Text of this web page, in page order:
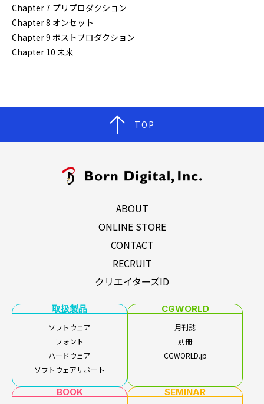
Chapter 7 プリプロダクション
Chapter 8 オンセット
Chapter 9 ポストプロダクション
Chapter 10 未来
TOP
ABOUT
ONLINE STORE
CONTACT
RECRUIT
クリエイターズID
取扱製品
ソフトウェア
フォント
ハードウェア
ソフトウェアサポート
CGWORLD
月刊誌
別冊
CGWORLD.jp
BOOK SEMINAR